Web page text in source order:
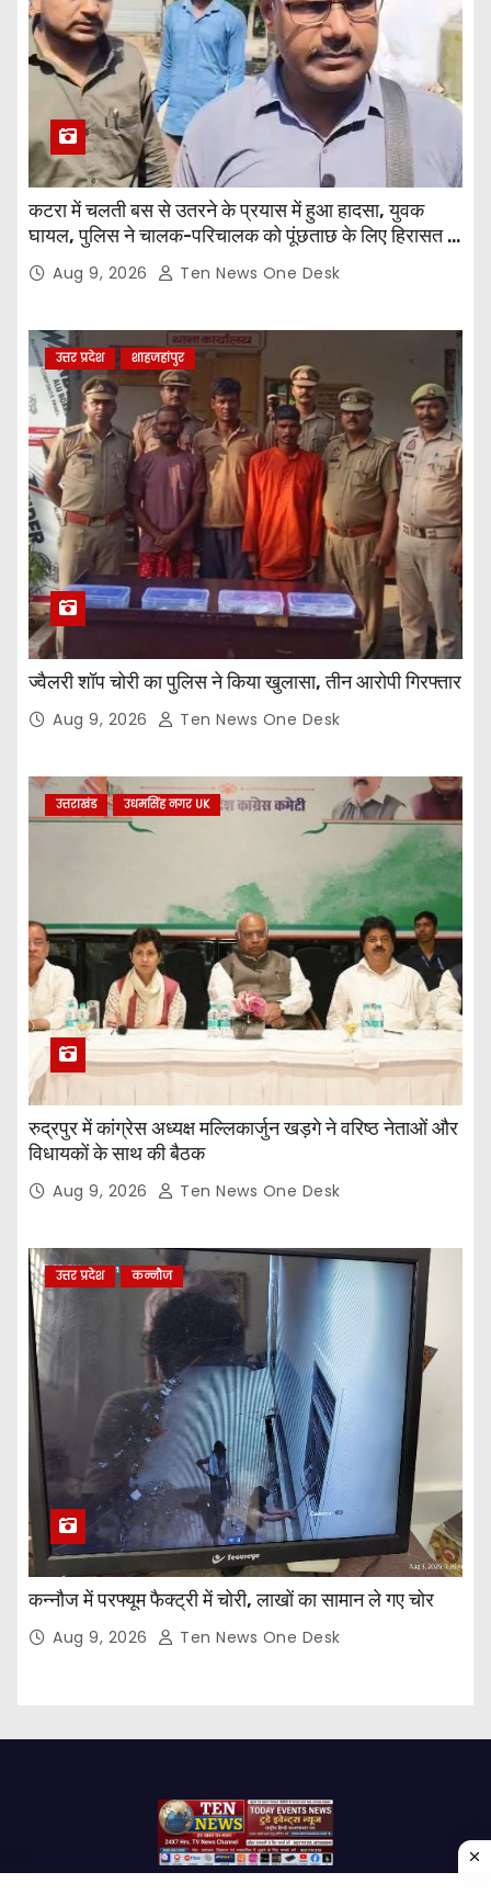
कटरा में चलती बस से उतरने के प्रयास में हुआ हादसा, युवक
घायल, पुलिस ने चालक-परिचालक को पूंछताछ के लिए हिरासत में
लियाAug 9, 2026 Ten News One Desk
उत्तर प्रदेश शाहजहांपुर
ज्वैलरी शॉप चोरी का पुलिस ने किया खुलासा, तीन आरोपी गिरफ्तार
Aug 9, 2026 Ten News One Desk
उत्तराखंड उधमसिंह नगर UK
रुद्रपुर में कांग्रेस अध्यक्ष मल्लिकार्जुन खड़गे ने वरिष्ठ नेताओं और
विधायकों के साथ की बैठक
Aug 9, 2026 Ten News One Desk
उत्तर प्रदेश कन्नौज
कन्नौज में परफ्यूम फैक्ट्री में चोरी, लाखों का सामान ले गए चोर
Aug 9, 2026 Ten News One Desk